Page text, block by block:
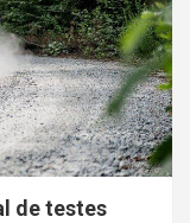
de testes